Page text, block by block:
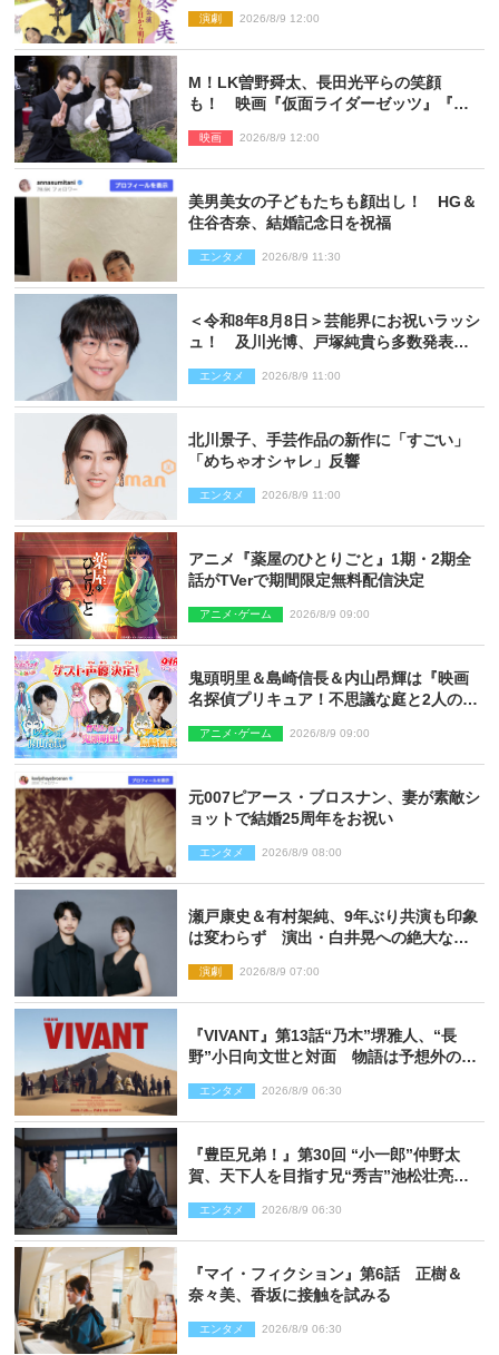
演劇 2026/8/9 12:00
M！LK曽野舜太、長田光平らの笑顔
も！ 映画『仮面ライダーゼッツ』『超
ショット到着
映画 2026/8/9 12:00
美男美女の子どもたちも顔出し！ HG＆
住谷杏奈、結婚記念日を祝福
エンタメ 2026/8/9 11:30
＜令和8年8月8日＞芸能界にお祝いラッシ
ュ！ 及川光博、戸塚純貴ら多数発表結
エンタメ 2026/8/9 11:00
北川景子、手芸作品の新作に「すごい」
「めちゃオシャレ」反響
エンタメ 2026/8/9 11:00
アニメ『薬屋のひとりごと』1期・2期全
話がTVerで期間限定無料配信決定
アニメ･ゲーム 2026/8/9 09:00
鬼頭明里＆島崎信長＆内山昂輝は『映画
名探偵プリキュア！不思議な庭と2人の秘
アニメ･ゲーム 2026/8/9 09:00
元007ピアース・ブロスナン、妻が素敵シ
ョットで結婚25周年をお祝い
エンタメ 2026/8/9 08:00
瀬戸康史＆有村架純、9年ぶり共演も印象
は変わらず 演出・白井晃への絶大なる
演劇 2026/8/9 07:00
『VIVANT』第13話“乃木”堺雅人、“長
野”小日向文世と対面 物語は予想外の展
エンタメ 2026/8/9 06:30
『豊臣兄弟！』第30回 “小一郎”仲野太
賀、天下人を目指す兄“秀吉”池松壮亮
エンタメ 2026/8/9 06:30
『マイ・フィクション』第6話 正樹＆
奈々美、香坂に接触を試みる
エンタメ 2026/8/9 06:30